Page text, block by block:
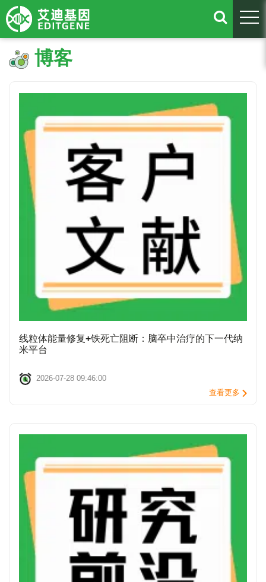
博客
线粒体能量修复+铁死亡阻断：脑卒中治疗的下一代纳
米平台
2026-07-28 09:46:00
查看更多